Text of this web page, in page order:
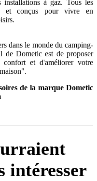
installations à gaz. Tous les
et conçus pour vivre en
dans le monde du camping-
de Dometic est de proposer
confort et d'améliorer votre
de la marque Dometic
intéresser